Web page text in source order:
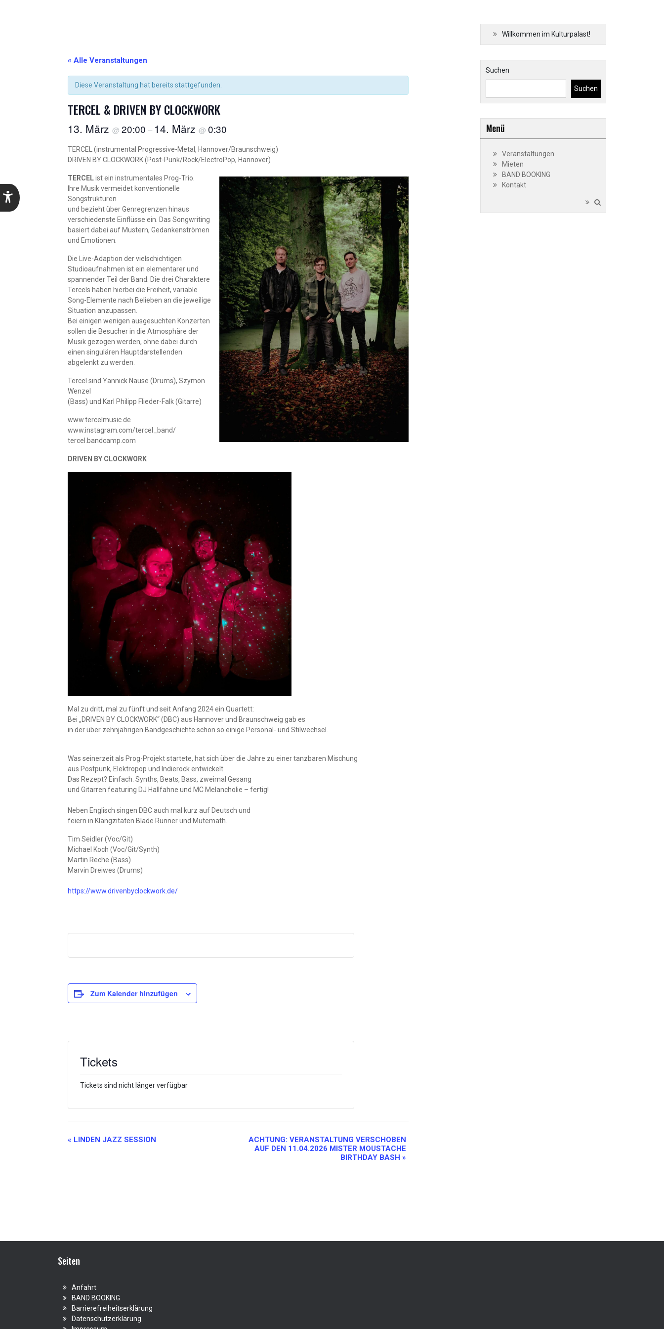
« Alle Veranstaltungen
Diese Veranstaltung hat bereits stattgefunden.
TERCEL & DRIVEN BY CLOCKWORK
13. März @ 20:00 – 14. März @ 0:30
TERCEL (instrumental Progressive-Metal, Hannover/Braunschweig)
DRIVEN BY CLOCKWORK (Post-Punk/Rock/ElectroPop, Hannover)
TERCEList ein instrumentales Prog-Trio.
Ihre Musik vermeidet konventionelle
Songstrukturen
und bezieht über Genregrenzen hinaus
verschiedenste Einflüsse ein. Das Songwriting
basiert dabei auf Mustern, Gedankenströmen
und Emotionen.
Die Live-Adaption der vielschichtigen
Studioaufnahmen ist ein elementarer und
spannender Teil der Band. Die drei Charaktere
Tercels haben hierbei die Freiheit, variable
Song-Elemente nach Belieben an die jeweilige
Situation anzupassen.
Bei einigen wenigen ausgesuchten Konzerten
sollen die Besucher in die Atmosphäre der
Musik gezogen werden, ohne dabei durch
einen singulären Hauptdarstellenden
abgelenkt zu werden.
Tercel sind Yannick Nause (Drums), Szymon
Wenzel
(Bass) und Karl Philipp Flieder-Falk (Gitarre)
www.tercelmusic.de
www.instagram.com/tercel_band/
tercel.bandcamp.com
DRIVEN BY CLOCKWORK
Mal zu dritt, mal zu fünft und seit Anfang 2024 ein Quartett:
Bei „DRIVEN BY CLOCKWORK“ (DBC) aus Hannover und Braunschweig gab es
in der über zehnjährigen Bandgeschichte schon so einige Personal- und Stilwechsel.
Was seinerzeit als Prog-Projekt startete, hat sich über die Jahre zu einer tanzbaren Mischung
aus Postpunk, Elektropop und Indierock entwickelt.
Das Rezept? Einfach: Synths, Beats, Bass, zweimal Gesang
und Gitarren featuring DJ Hallfahne und MC Melancholie – fertig!
Neben Englisch singen DBC auch mal kurz auf Deutsch und
feiern in Klangzitaten Blade Runner und Mutemath.
Tim Seidler (Voc/Git)
Michael Koch (Voc/Git/Synth)
Martin Reche (Bass)
Marvin Dreiwes (Drums)
https://www.drivenbyclockwork.de/
Zum Kalender hinzufügen
Tickets
Tickets sind nicht länger verfügbar
Veranstaltung-
« LINDEN JAZZ SESSION
ACHTUNG: VERANSTALTUNG VERSCHOBEN
AUF DEN 11.04.2026 MISTER MOUSTACHE
BIRTHDAY BASH »
Willkommen im Kulturpalast!
Suchen
Suchen
Menü
Veranstaltungen
Mieten
BAND BOOKING
Kontakt
Seiten
Anfahrt
BAND BOOKING
Barrierefreiheitserklärung
Datenschutzerklärung